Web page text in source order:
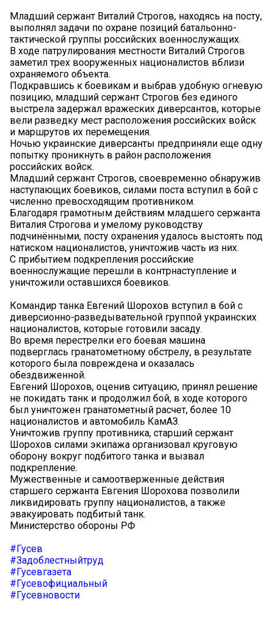
Младший сержант Виталий Строгов, находясь на посту,
выполнял задачи по охране позиций батальонно-
тактической группы российских военнослужащих.
В ходе патрулирования местности Виталий Строгов
заметил трех вооруженных националистов вблизи
охраняемого объекта.
Подкравшись к боевикам и выбрав удобную огневую
позицию, младший сержант Строгов без единого
выстрела задержал вражеских диверсантов, которые
вели разведку мест расположения российских войск
и маршрутов их перемещения.
Ночью украинские диверсанты предприняли еще одну
попытку проникнуть в район расположения
российских войск.
Младший сержант Строгов, своевременно обнаружив
наступающих боевиков, силами поста вступил в бой с
численно превосходящим противником.
Благодаря грамотным действиям младшего сержанта
Виталия Строгова и умелому руководству
подчинёнными, посту охранения удалось выстоять под
натиском националистов, уничтожив часть из них.
С прибытием подкрепления российские
военнослужащие перешли в контрнаступление и
уничтожили оставшихся боевиков.
Командир танка Евгений Шорохов вступил в бой с
диверсионно-разведывательной группой украинских
националистов, которые готовили засаду.
Во время перестрелки его боевая машина
подверглась гранатометному обстрелу, в результате
которого была повреждена и оказалась
обездвиженной.
Евгений Шорохов, оценив ситуацию, принял решение
не покидать танк и продолжил бой, в ходе которого
был уничтожен гранатометный расчет, более 10
националистов и автомобиль КамАЗ.
Уничтожив группу противника, старший сержант
Шорохов силами экипажа организовал круговую
оборону вокруг подбитого танка и вызвал
подкрепление.
Мужественные и самоотверженные действия
старшего сержанта Евгения Шорохова позволили
ликвидировать группу националистов, а также
эвакуировать подбитый танк.
Министерство обороны РФ
#Гусев
#Задоблестныйтруд
#Гусевгазета
#Гусевофициальный
#Гусевновости